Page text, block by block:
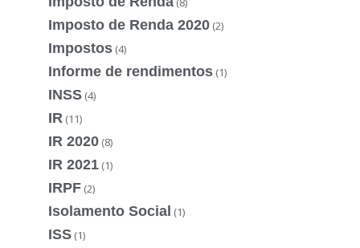
Imposto de Renda 2020 (2)
Impostos (4)
Informe de rendimentos (1)
INSS (4)
IR (11)
IR 2020 (8)
IR 2021 (1)
IRPF (2)
Isolamento Social (1)
ISS (1)